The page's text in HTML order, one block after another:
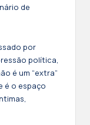
de
por
política,
é um “extra”
é o espaço